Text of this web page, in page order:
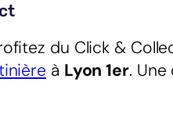
du Click &
à Lyon 1er.